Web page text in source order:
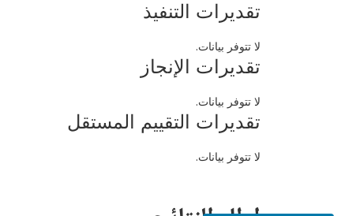
تقديرات التنفيذ
لا تتوفر بيانات.
تقديرات الإنجاز
لا تتوفر بيانات.
تقديرات التقييم المستقل
لا تتوفر بيانات.